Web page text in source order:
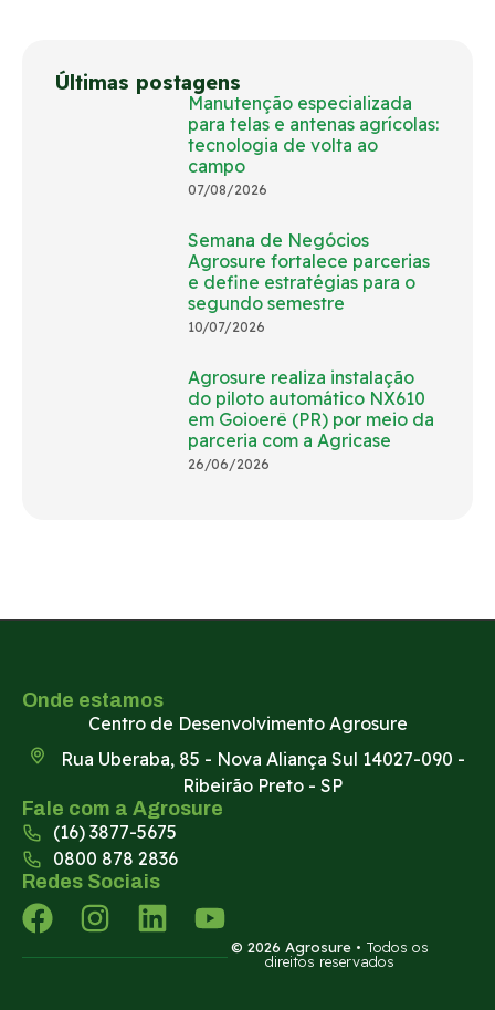
Últimas postagens
Manutenção especializada
para telas e antenas agrícolas:
tecnologia de volta ao
campo
07/08/2026
Semana de Negócios
Agrosure fortalece parcerias
e define estratégias para o
segundo semestre
10/07/2026
Agrosure realiza instalação
do piloto automático NX610
em Goioerê (PR) por meio da
parceria com a Agricase
26/06/2026
Onde estamos
Centro de Desenvolvimento Agrosure
Rua Uberaba, 85 - Nova Aliança Sul 14027-090 -
Ribeirão Preto - SP
Fale com a Agrosure
(16) 3877-5675
0800 878 2836
Redes Sociais
© 2026 Agrosure • Todos os
direitos reservados